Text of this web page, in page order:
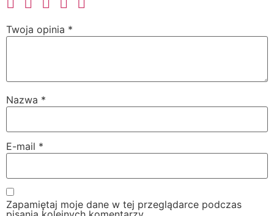
Twoja opinia *
Nazwa *
E-mail *
Zapamiętaj moje dane w tej przeglądarce podczas